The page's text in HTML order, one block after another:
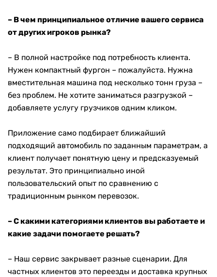
– В чем принципиальное отличие вашего сервиса
от других игроков рынка?
– В полной настройке под потребность клиента.
Нужен компактный фургон – пожалуйста. Нужна
вместительная машина под несколько тонн груза –
без проблем. Не хотите заниматься разгрузкой –
добавляете услугу грузчиков одним кликом.
Приложение само подбирает ближайший
подходящий автомобиль по заданным параметрам, а
клиент получает понятную цену и предсказуемый
результат. Это принципиально иной
пользовательский опыт по сравнению с
традиционным рынком перевозок.
– С какими категориями клиентов вы работаете и
какие задачи помогаете решать?
– Наш сервис закрывает разные сценарии. Для
частных клиентов это переезды и доставка крупных